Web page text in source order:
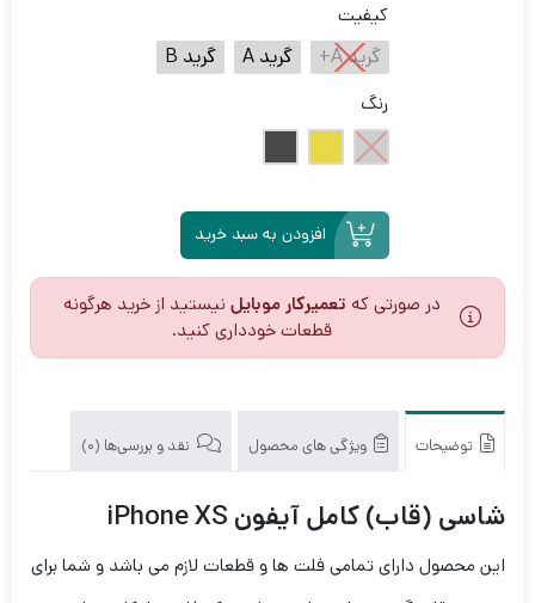
کیفیت
گرید A+ گرید A گرید B
رنگ
افزودن به سبد خرید
در صورتی که تعمیرکار موبایل نیستید از خرید هرگونه
قطعات خودداری کنید.
توضیحات ویژگی های محصول نقد و بررسی‌ها (0)
شاسی (قاب) کامل آیفون iPhone XS
این محصول دارای تمامی فلت ها و قطعات لازم می باشد و شما برای